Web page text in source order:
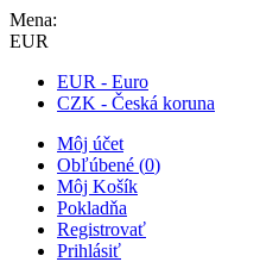
Mena:
EUR
EUR - Euro
CZK - Česká koruna
Môj účet
Obľúbené (0)
Môj Košík
Pokladňa
Registrovať
Prihlásiť